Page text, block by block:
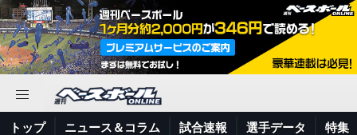
トップ ニュース＆コラム 試合速報 選手データ 特集